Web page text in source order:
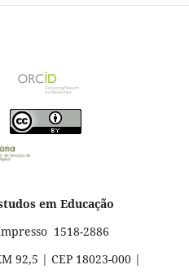
em Educação
1518-2886
92,5 | CEP 18023-000 |